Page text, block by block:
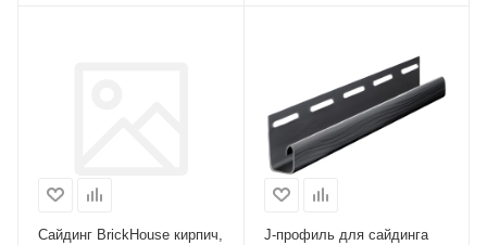
Сайдинг BrickHouse кирпич,
J-профиль для сайдинга